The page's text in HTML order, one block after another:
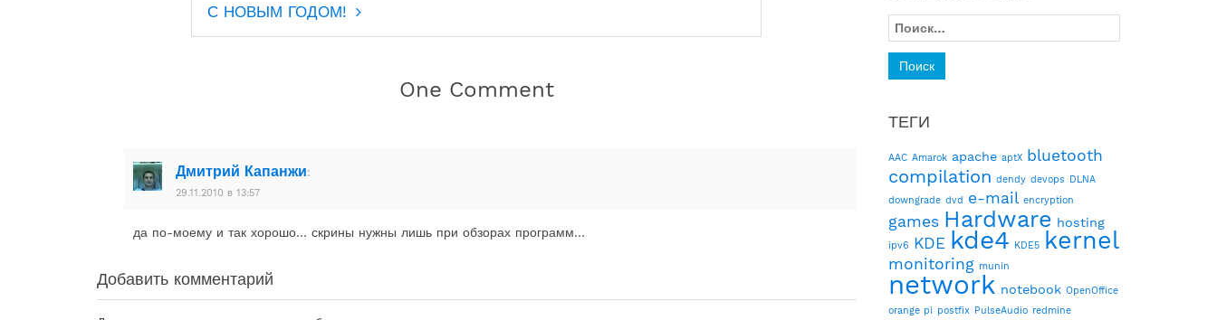
С НОВЫМ ГОДОМ!
One Comment
Дмитрий Капанжи:
29.11.2010 в 13:57
да по-моему и так хорошо… скрины нужны лишь при обзорах программ…
Добавить комментарий
Найти:
ТЕГИ
AAC Amarok apache aptX bluetooth
compilation dendy devops DLNA
downgrade dvd e-mail encryption
games Hardware hosting
ipv6 KDE kde4 KDE5 kernel
monitoring munin
network notebook OpenOffice
orange pi postfix PulseAudio redmine